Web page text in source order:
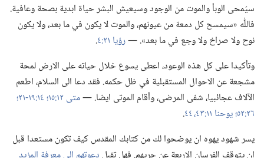
سيُمحى الوبأ والموت من الوجود وسيعيش البشر حياة ابدية بصحة وعافية.‏
فاللّٰه «سيمسح كل دمعة من عيونهم،‏ والموت لا يكون في ما بعد،‏ ولا يكون
نوح ولا صراخ ولا وجع في ما بعد».‏ —‏رؤيا ٢١:‏٤
‏.‏
وتأكيدا على كل هذه الوعود،‏ اعطى يسوع خلال حياته على الارض لمحة
مشجعة عن الاحوال المستقبلية في ظل حكمه.‏ فقد دعا الى السلام،‏ اطعم
الآلاف عجائبيا،‏ شفى المرضى،‏ وأقام الموتى ايضا.‏ —‏متى ١٢:‏١٥؛‏
٢٦:‏٥٢؛‏
يوحنا ١١:‏٤٣،‏ ٤٤
‏.‏
يسر شهود يهوه ان يوضحوا لك من كتابك المقدس كيف تكون مستعدا قبل